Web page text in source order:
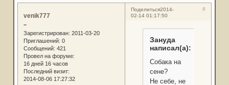
Поделиться 8
2014-
02-14 01:17:50
venik777
..
Зарегистрирован: 2011-03-20
Приглашений: 0
Сообщений: 421
Провел на форуме:
16 дней 16 часов
Последний визит:
2014-08-06 17:27:32
Зануда
написал(а):
Собака на
сене?
Не себе, не